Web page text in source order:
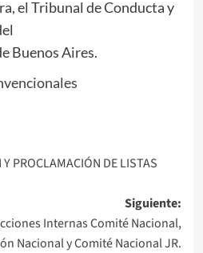
el Tribunal de Conducta y
Buenos Aires.
PROCLAMACIÓN DE LISTAS
Siguiente:
Internas Comité Nacional,
Nacional y Comité Nacional JR.